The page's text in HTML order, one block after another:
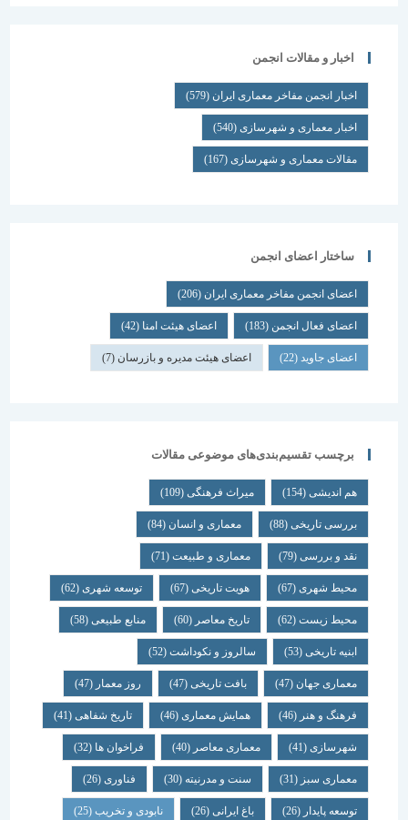
اخبار و مقالات انجمن
اخبار انجمن مفاخر معماری ایران (579)
اخبار معماری و شهرسازی(540)
مقالات معماری و شهرسازی(167)
ساختار اعضای انجمن
اعضای انجمن مفاخر معماری ایران (206)
اعضای فعال انجمن(183) اعضای هیئت امنا(42)
اعضای جاوید(22) اعضای هیئت مدیره و بازرسان(7)
برچسب تقسیم‌بندی‌های موضوعی مقالات
هم اندیشی (154) میراث فرهنگی (109)
بررسی تاریخی (88) معماری و انسان (84)
نقد و بررسی (79) معماری و طبیعت (71)
محیط شهری(67) هویت تاریخی(67) توسعه شهری(62)
محیط زیست(62) تاریخ معاصر(60) منابع طبیعی(58)
ابنیه تاریخی(53) سالروز و نکوداشت(52)
معماری جهان (47) بافت تاریخی(47) روز معمار(47)
فرهنگ و هنر(46) همایش معماری (46) تاریخ شفاهی (41)
شهرسازی(41) معماری معاصر(40) فراخوان ها (32)
معماری سبز(31) سنت و مدرنیته(30) فناوری (26)
توسعه پایدار(26) باغ ایرانی(26) نابودی و تخریب(25)